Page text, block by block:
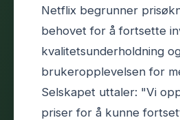
Netflix begrunner
behovet for å fortsette
kvalitetsunderholdning
brukeropplevelsen for
Selskapet uttaler: "Vi
priser for å kunne